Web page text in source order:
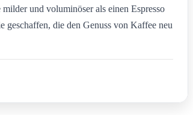
und voluminöser als einen Espresso
geschaffen, die den Genuss von Kaffee neu